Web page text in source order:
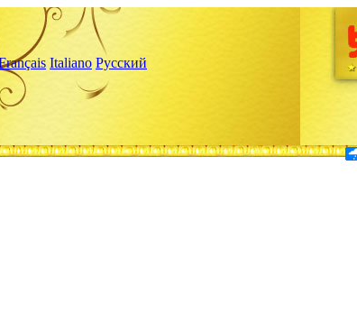
Italiano Русский